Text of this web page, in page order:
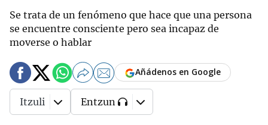
Se trata de un fenómeno que hace que una persona
se encuentre consciente pero sea incapaz de
moverse o hablar
Añádenos en Google
Itzuli Entzun